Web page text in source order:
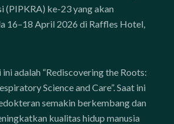
(PIPKRA) ke-23 yang akan
16–18 April 2026 di Raffles Hotel,
adalah “Rediscovering the Roots:
Science and Care”. Saat ini
semakin berkembang dan
kualitas hidup manusia